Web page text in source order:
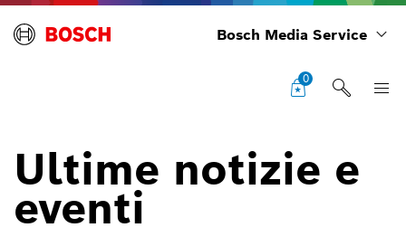
Bosch Media Service
0
Ultime notizie e
eventi